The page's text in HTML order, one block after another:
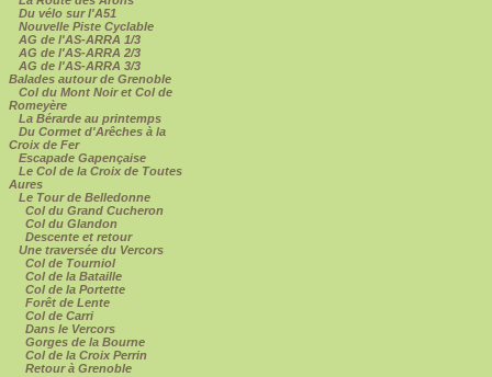
Du vélo sur l'A51
Nouvelle Piste Cyclable
AG de l'AS-ARRA 1/3
AG de l'AS-ARRA 2/3
AG de l'AS-ARRA 3/3
Balades autour de Grenoble
Col du Mont Noir et Col de
Romeyère
La Bérarde au printemps
Du Cormet d'Arêches à la
Croix de Fer
Escapade Gapençaise
Le Col de la Croix de Toutes
Aures
Le Tour de Belledonne
Col du Grand Cucheron
Col du Glandon
Descente et retour
Une traversée du Vercors
Col de Tourniol
Col de la Bataille
Col de la Portette
Forêt de Lente
Col de Carri
Dans le Vercors
Gorges de la Bourne
Col de la Croix Perrin
Retour à Grenoble